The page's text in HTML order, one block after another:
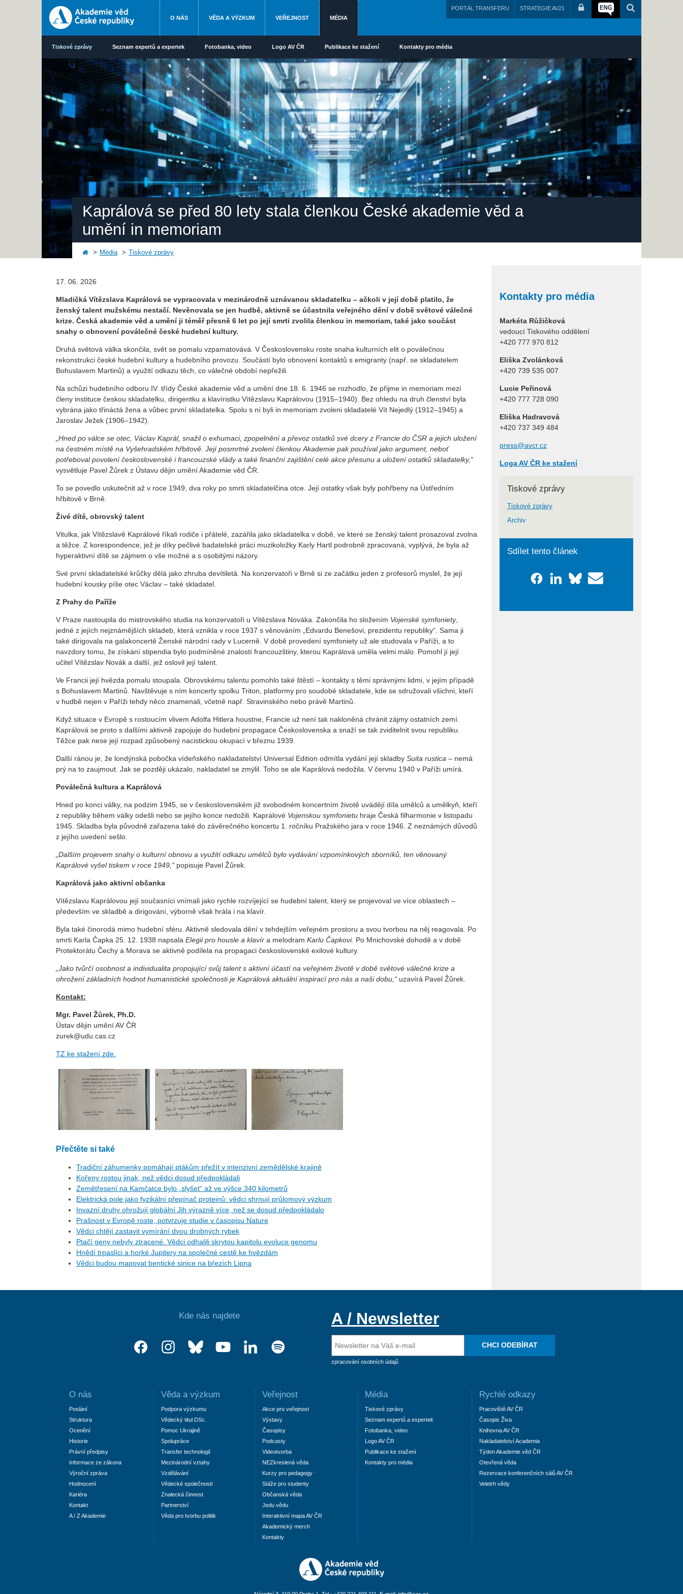
O NÁS VĚDA A VÝZKUM VEŘEJNOST MÉDIA
PORTÁL TRANSFERU STRATEGIE AV21
Tiskové zprávy Seznam expertů a expertek Fotobanka, video Logo AV ČR Publikace ke stažení Kontakty pro média
Kaprálová se před 80 lety stala členkou České akademie věd a
umění in memoriam
Média Tiskové zprávy
17. 06. 2026
Mladičká Vítězslava Kaprálová se vypracovala v mezinárodně uznávanou skladatelku – ačkoli v její době platilo, že
ženský talent mužskému nestačí. Nevěnovala se jen hudbě, aktivně se účastnila veřejného dění v době světové válečné
krize. Česká akademie věd a umění ji téměř přesně 6 let po její smrti zvolila členkou in memoriam, také jako součást
snahy o obnovení poválečné české hudební kultury.
Druhá světová válka skončila, svět se pomalu vzpamatovává. V Československu roste snaha kulturních elit o poválečnou
rekonstrukci české hudební kultury a hudebního provozu. Součástí bylo obnovení kontaktů s emigranty (např. se skladatelem
Bohuslavem Martinů) a využití odkazu těch, co válečné období nepřežili.
Na schůzi hudebního odboru IV. třídy České akademie věd a umění dne 18. 6. 1946 se rozhodlo, že přijme in memoriam mezi
členy instituce českou skladatelku, dirigentku a klavíristku Vítězslavu Kaprálovou (1915–1940). Bez ohledu na druh členství byla
vybrána jako třináctá žena a vůbec první skladatelka. Spolu s ní byli in memoriam zvoleni skladatelé Vít Nejedlý (1912–1945) a
Jaroslav Ježek (1906–1942).
„Hned po válce se otec, Václav Kaprál, snažil o exhumaci, zpopelnění a převoz ostatků své dcery z Francie do ČSR a jejich uložení
na čestném místě na Vyšehradském hřbitově. Její posmrtné zvolení členkou Akademie pak používal jako argument, neboť
potřeboval povolení československé i francouzské vlády a také finanční zajištění celé akce přesunu a uložení ostatků skladatelky,“
vysvětluje Pavel Žůrek z Ústavu dějin umění Akademie věd ČR.
To se povedlo uskutečnit až v roce 1949, dva roky po smrti skladatelčina otce. Její ostatky však byly pohřbeny na Ústředním
hřbitově v Brně.
Živé dítě, obrovský talent
Vitulka, jak Vítězslavě Kaprálové říkali rodiče i přátelé, zazářila jako skladatelka v době, ve které se ženský talent prosazoval zvolna
a těžce. Z korespondence, jež je díky pečlivé badatelské práci muzikoložky Karly Hartl podrobně zpracovaná, vyplývá, že byla až
hyperaktivní dítě se zájmem o vše možné a s osobitými názory.
Své první skladatelské krůčky dělá jako zhruba devítiletá. Na konzervatoři v Brně si ze začátku jeden z profesorů myslel, že její
hudební kousky píše otec Václav – také skladatel.
Z Prahy do Paříže
V Praze nastoupila do mistrovského studia na konzervatoři u Vítězslava Nováka. Zakončila ho složením Vojenské symfoniety,
jedné z jejích nejznámějších skladeb, která vznikla v roce 1937 s věnováním „Edvardu Benešovi, prezidentu republiky“. Sama ji
také dirigovala na galakoncertě Ženské národní rady v Lucerně. V době provedení symfoniety už ale studovala v Paříži, a to
navzdory tomu, že získání stipendia bylo podmíněné znalostí francouzštiny, kterou Kaprálová uměla velmi málo. Pomohl jí její
učitel Vítězslav Novák a další, jež oslovil její talent.
Ve Francii její hvězda pomalu stoupala. Obrovskému talentu pomohlo také štěstí – kontakty s těmi správnými lidmi, v jejím případě
s Bohuslavem Martinů. Navštěvuje s ním koncerty spolku Triton, platformy pro soudobé skladatele, kde se sdružovali všichni, kteří
v hudbě nejen v Paříži tehdy něco znamenali, včetně např. Stravinského nebo právě Martinů.
Když situace v Evropě s rostoucím vlivem Adolfa Hitlera houstne, Francie už není tak nakloněná chránit zájmy ostatních zemí.
Kaprálová se proto s dalšími aktivně zapojuje do hudební propagace Československa a snaží se tak zviditelnit svou republiku.
Těžce pak nese její rozpad způsobený nacistickou okupací v březnu 1939.
Další ránou je, že londýnská pobočka vídeňského nakladatelství Universal Edition odmítla vydání její skladby Suita rustica – nemá
prý na to zaujmout. Jak se později ukázalo, nakladatel se zmýlil. Toho se ale Kaprálová nedožila. V červnu 1940 v Paříži umírá.
Poválečná kultura a Kaprálová
Hned po konci války, na podzim 1945, se v československém již svobodném koncertním životě uvádějí díla umělců a umělkyň, kteří
z republiky během války odešli nebo se jejího konce nedožili. Kaprálové Vojenskou symfonietu hraje Česká filharmonie v listopadu
1945. Skladba byla původně zařazena také do závěrečného koncertu 1. ročníku Pražského jara v roce 1946. Z neznámých důvodů
z jejího uvedení sešlo.
„Dalším projevem snahy o kulturní obnovu a využití odkazu umělců bylo vydávání vzpomínkových sborníků, ten věnovaný
Kaprálové vyšel tiskem v roce 1949,“ popisuje Pavel Žůrek.
Kaprálová jako aktivní občanka
Vítězslavu Kaprálovou její současníci vnímali jako rychle rozvíjející se hudební talent, který se projevoval ve více oblastech –
především ve skladbě a dirigování, výborně však hrála i na klavír.
Byla také činorodá mimo hudební sféru. Aktivně sledovala dění v tehdejším veřejném prostoru a svou tvorbou na něj reagovala. Po
smrti Karla Čapka 25. 12. 1938 napsala Elegii pro housle a klavír a melodram Karlu Čapkovi. Po Mnichovské dohodě a v době
Protektorátu Čechy a Morava se aktivně podílela na propagaci československé exilové kultury.
„Jako tvůrčí osobnost a individualita propojující svůj talent s aktivní účastí na veřejném životě v době světové válečné krize a
ohrožení základních hodnot humanistické společnosti je Kaprálová aktuální inspirací pro nás a naši dobu,“ uzavírá Pavel Žůrek.
Kontakt:
Mgr. Pavel Žůrek, Ph.D.
Ústav dějin umění AV ČR
zurek@udu.cas.cz
TZ ke stažení zde.
Přečtěte si také
Tradiční záhumenky pomáhají ptákům přežít v intenzivní zemědělské krajině
Kořeny rostou jinak, než vědci dosud předpokládali
Zemětřesení na Kamčatce bylo „slyšet“ až ve výšce 340 kilometrů
Elektrická pole jako fyzikální přepínač proteinů: vědci shrnují průlomový výzkum
Invazní druhy ohrožují globální Jih výrazně více, než se dosud předpokládalo
Prašnost v Evropě roste, potvrzuje studie v časopisu Nature
Vědci chtějí zastavit vymírání dvou drobných rybek
Ptačí geny nebyly ztracené. Vědci odhalili skrytou kapitolu evoluce genomu
Hnědí trpaslíci a horké Jupitery na společné cestě ke hvězdám
Vědci budou mapovat bentické sinice na březích Lipna
Kontakty pro média
Markéta Růžičková
vedoucí Tiskového oddělení
+420 777 970 812
Eliška Zvolánková
+420 739 535 007
Lucie Peřinová
+420 777 728 090
Eliška Hadravová
+420 737 349 484
press@avcr.cz
Loga AV ČR ke stažení
Tiskové zprávy
Tiskové zprávy
Archiv
Sdílet tento článek
Kde nás najdete A / Newsletter
zpracování osobních údajů
CHCI ODEBÍRAT
O nás
Poslání
Struktura
Ocenění
Historie
Právní předpisy
Informace ze zákona
Výroční zpráva
Hodnocení
Kariéra
Kontakt
A / Z Akademie
Věda a výzkum
Podpora výzkumu
Vědecký titul DSc.
Pomoc Ukrajině
Spolupráce
Transfer technologií
Mezinárodní vztahy
Vzdělávání
Vědecké společnosti
Znalecká činnost
Partnerství
Věda pro tvorbu politik
Veřejnost
Akce pro veřejnost
Výstavy
Časopisy
Podcasty
Videotvorba
NEZkreslená věda
Kurzy pro pedagogy
Stáže pro studenty
Občanská věda
Jedu vědu
Interaktivní mapa AV ČR
Akademický merch
Kontakty
Média
Tiskové zprávy
Seznam expertů a expertek
Fotobanka, video
Logo AV ČR
Publikace ke stažení
Kontakty pro média
Rychlé odkazy
Pracoviště AV ČR
Časopis Živa
Knihovna AV ČR
Nakladatelství Academia
Týden Akademie věd ČR
Otevřená věda
Rezervace konferenčních sálů AV ČR
Veletrh vědy